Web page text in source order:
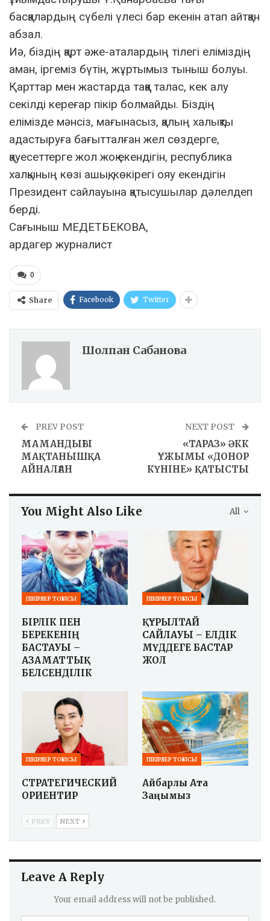
басқалардың сүбелі үлесі бар екенін атап айтқан
абзал.
Иә, біздің қарт әже-аталардың тілегі еліміздің
аман, іргеміз бүтін, жұртымыз тыныш болуы.
Қарттар мен жастарда таққа талас, кек алу
секілді кереғар пікір болмайды. Біздің
елімізде мәнсіз, мағынасыз, қалың халықты
адастыруға бағытталған жел сөздерге,
қауесеттерге жол жоқ екендігін, республика
халқының көзі ашық, көкірегі ояу екендігін
Президент сайлауына қатысушылар дәлелдеп
берді.
Сағыныш МЕДЕТБЕКОВА,
ардагер журналист
0
Share Facebook Twitter
Шолпан Сабанова
PREV POST
МАМАНДЫҒЫ
МАҚТАНЫШҚА
АЙНАЛҒАН
NEXT POST
«ТАРАЗ» ӘКК
ҰЖЫМЫ «ДОНОР
КҮНІНЕ» ҚАТЫСТЫ
All
You Might Also Like
ПІКІРЛЕР ТОҒЫСЫ
БІРЛІК ПЕН
БЕРЕКЕНІҢ
БАСТАУЫ –
АЗАМАТТЫҚ
БЕЛСЕНДІЛІК
ПІКІРЛЕР ТОҒЫСЫ
ҚҰРЫЛТАЙ
САЙЛАУЫ – ЕЛДІК
МҮДДЕГЕ БАСТАР
ЖОЛ
ПІКІРЛЕР ТОҒЫСЫ
СТРАТЕГИЧЕСКИЙ
ОРИЕНТИР
ПІКІРЛЕР ТОҒЫСЫ
Айбарлы Ата
Заңымыз
PREV NEXT
Leave A Reply
Your email address will not be published.